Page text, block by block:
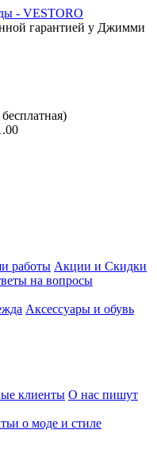
гарантией у Джимми
работы Акции и Скидки
на вопросы
Аксессуары и обувь
клиенты О нас пишут
о моде и стиле